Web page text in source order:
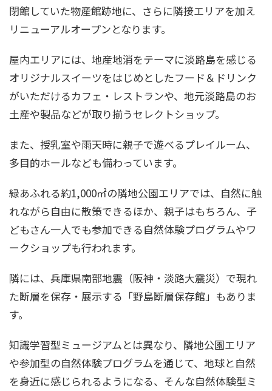
閉館していた物産館跡地に、さらに隣接エリアを加え
リニューアルオープンとなります。
屋内エリアには、地産地消をテーマに淡路島を感じる
オリジナルスイーツをはじめとしたフード＆ドリンク
がいただけるカフェ・レストランや、地元淡路島のお
土産や製品などが取り揃うセレクトショップ。
また、授乳室や雨天時に親子で遊べるプレイルーム、
多目的ホールなども備わっています。
緑あふれる約1,000㎡の隣地公園エリアでは、自然に触
れながら自由に散策できるほか、親子はもちろん、子
どもさん一人でも参加できる自然体験プログラムやワ
ークショップも行われます。
隣には、兵庫県南部地震（阪神・淡路大震災）で現れ
た断層を保存・展示する「野島断層保存館」もありま
す。
知識学習型ミュージアムとは異なり、隣地公園エリア
や参加型の自然体験プログラムを通じて、地球と自然
を身近に感じられるようになる、そんな自然体験型ミ